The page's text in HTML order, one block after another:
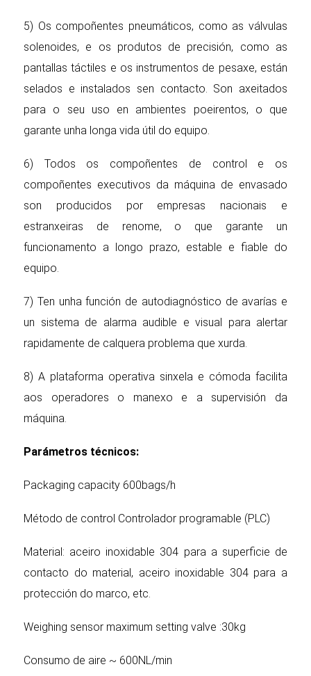
5) Os compoñentes pneumáticos, como as válvulas
solenoides, e os produtos de precisión, como as
pantallas táctiles e os instrumentos de pesaxe, están
selados e instalados sen contacto. Son axeitados
para o seu uso en ambientes poeirentos, o que
garante unha longa vida útil do equipo.
6) Todos os compoñentes de control e os
compoñentes executivos da máquina de envasado
son producidos por empresas nacionais e
estranxeiras de renome, o que garante un
funcionamento a longo prazo, estable e fiable do
equipo.
7) Ten unha función de autodiagnóstico de avarías e
un sistema de alarma audible e visual para alertar
rapidamente de calquera problema que xurda.
8) A plataforma operativa sinxela e cómoda facilita
aos operadores o manexo e a supervisión da
máquina.
Parámetros técnicos:
Packaging capacity 600bags/h
Método de control Controlador programable (PLC)
Material: aceiro inoxidable 304 para a superficie de
contacto do material, aceiro inoxidable 304 para a
protección do marco, etc.
Weighing sensor maximum setting valve :30kg
Consumo de aire ~ 600NL/min